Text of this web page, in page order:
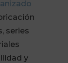
series
y